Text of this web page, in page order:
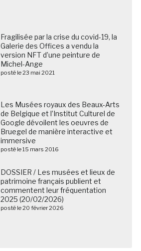
Fragilisée par la crise du covid-19, la
Galerie des Offices a vendu la
version NFT d’une peinture de
Michel-Ange
posté le 23 mai 2021
Les Musées royaux des Beaux-Arts
de Belgique et l’Institut Culturel de
Google dévoilent les oeuvres de
Bruegel de manière interactive et
immersive
posté le 15 mars 2016
DOSSIER / Les musées et lieux de
patrimoine français publient et
commentent leur fréquentation
2025 (20/02/2026)
posté le 20 février 2026